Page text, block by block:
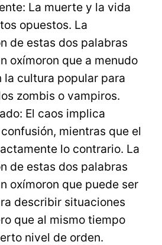
La muerte y la vida
opuestos. La
de estas dos palabras
oxímoron que a menudo
la cultura popular para
zombis o vampiros.
El caos implica
mientras que el
lo contrario. La
de estas dos palabras
oxímoron que puede ser
describir situaciones
que al mismo tiempo
nivel de orden.